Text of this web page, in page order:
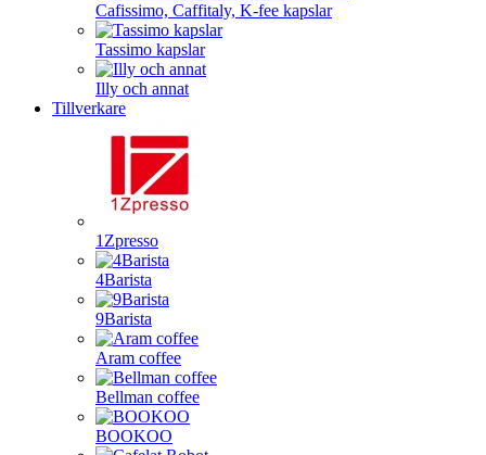
Cafissimo, Caffitaly, K-fee kapslar
Tassimo kapslar
Illy och annat
Tillverkare
1Zpresso
4Barista
9Barista
Aram coffee
Bellman coffee
BOOKOO